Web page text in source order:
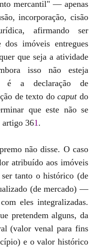
mercantil" — apenas
incorporação, cisão
afirmando ser
dos imóveis entregues
que seja a atividade
isso não esteja
é a declaração de
de texto docaputdo
que este não se
artigo 361.
não disse. O caso
atribuído aos imóveis
tanto o histórico (de
(de mercado) —
eles integralizadas.
pretendem alguns, da
(valor venal para fins
e o valor histórico